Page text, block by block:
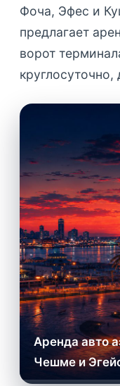
Фоча, Эфес и
предлагает
ворот
круглосуточно,
Аренда авто
Чешме и